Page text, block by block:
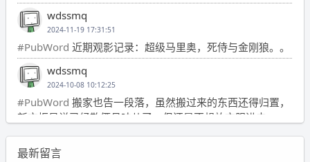
wdssmq
2024-11-19 17:31:51
#PubWord 近期观影记录：超级马里奥，死侍与金刚狼。。
wdssmq
2024-10-08 10:12:25
#PubWord 搬家也告一段落，虽然搬过来的东西还得归置，
新衣柜虽说已经散俩月味儿了，但还是不想放衣服进去。
wdssmq
2024-09-23 21:00:49
最新留言